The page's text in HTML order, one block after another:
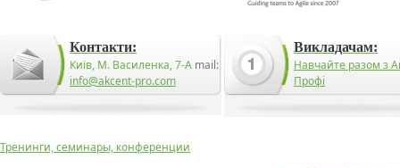
Контакти:
Київ, М. Василенка, 7-А mail:
info@akcent-pro.com
Викладачам:
Навчайте разом з
Профі
Тренинги, семинары, конференции